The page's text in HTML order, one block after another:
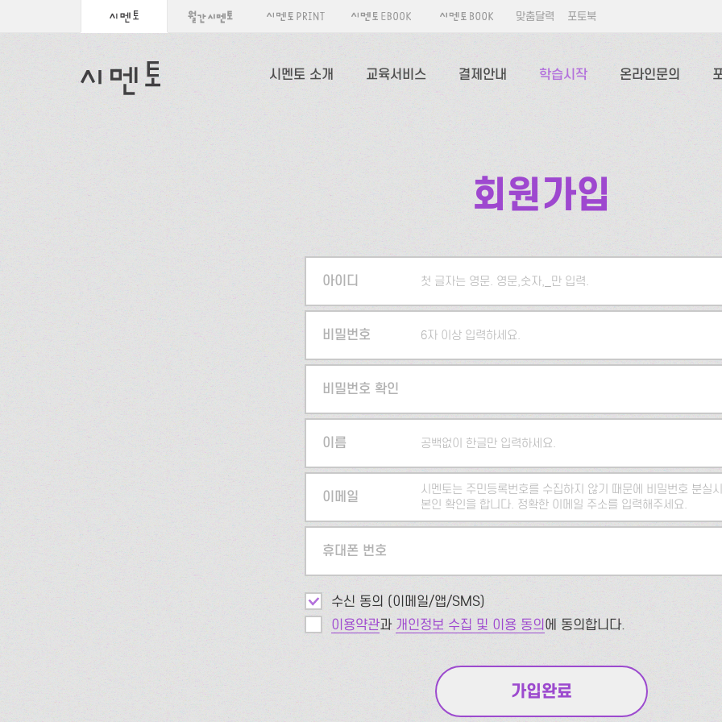
맞춤달력 포토북
시멘토 소개 교육서비스 결제안내 학습시작 온라인문의
회원가입
아이디 첫 글자는 영문. 영문,숫자,_만 입력.
5자 이상 입력하세요.
비밀번호 6자 이상 입력하세요.
비밀번호 확인
이름 공백없이 한글만 입력하세요.
이메일
시멘토는 주민등록번호를 수집하지 않기 때문에 비밀번호 분실
본인 확인을 합니다. 정확한 이메일 주소를 입력해주세요.
휴대폰 번호
수신 동의 (이메일/앱/SMS)
이용약관과 개인정보 수집 및 이용 동의에 동의합니다.